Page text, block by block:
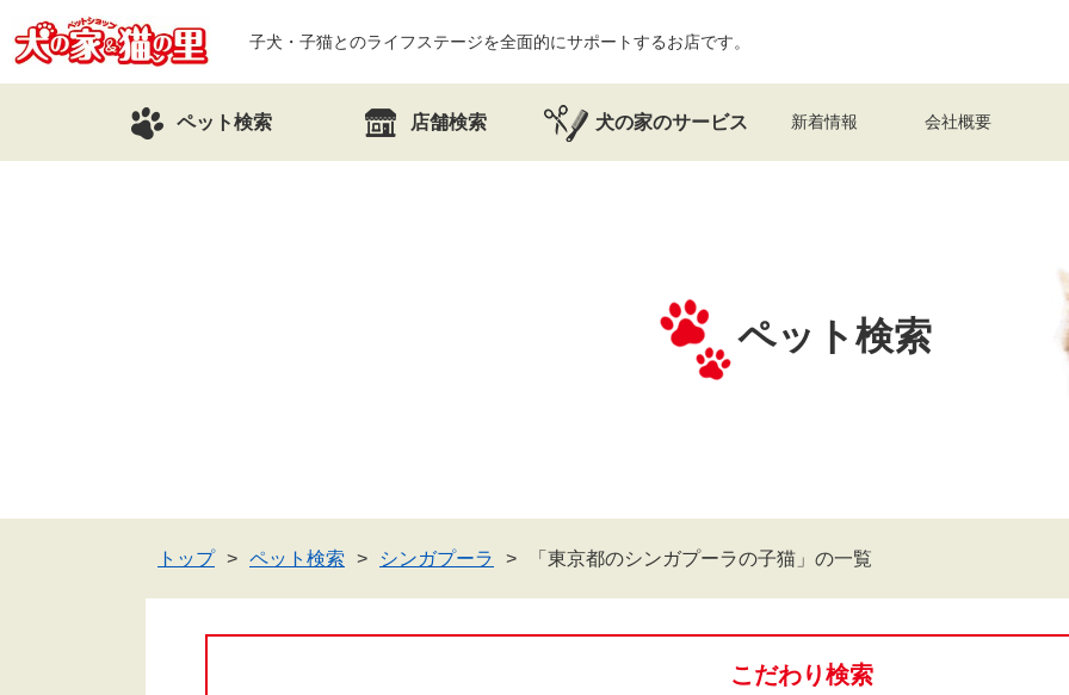
子犬・子猫とのライフステージを全面的にサポートするお店です。
ペット検索 店舗検索 犬の家のサービス 新着情報 会社概要
ペット検索
トップ ペット検索 シンガプーラ 「東京都のシンガプーラの子猫」の一覧
こだわり検索